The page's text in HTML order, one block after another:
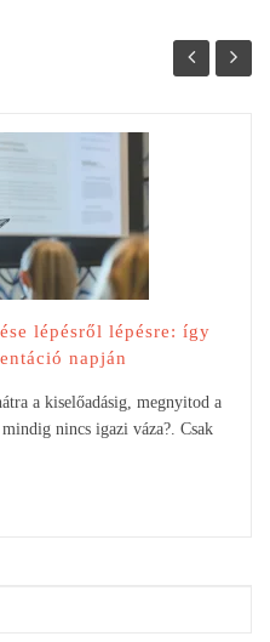
lépésről lépésre: így
napján
a kiselőadásig, megnyitod a
nincs igazi váza?. Csak